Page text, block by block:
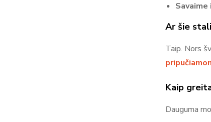
Ar šie
Taip. Nors
Kaip
Dauguma